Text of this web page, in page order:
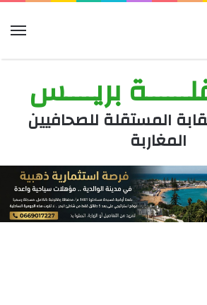
بريــــس
المستقلة للصحافيين
المغاربة